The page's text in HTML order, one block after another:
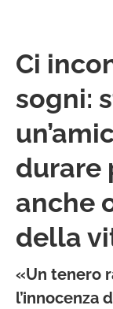
Ci
sogni:
durare
anche
della
«Un tenero
l’innocenza